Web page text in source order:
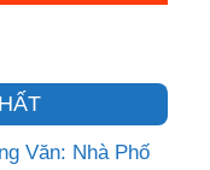
Văn: Nhà Phố